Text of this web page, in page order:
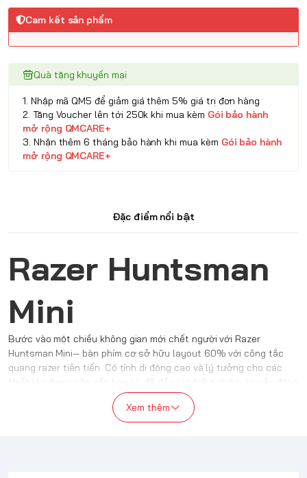
Cam kết sản phẩm
Quà tặng khuyến mại
1. Nhập mã QM5 để giảm giá thêm 5% giá trị đơn hàng
2. Tặng Voucher lên tới 250k khi mua kèm Gói bảo hành
mở rộng QMCARE+
3. Nhận thêm 6 tháng bảo hành khi mua kèm Gói bảo hành
mở rộng QMCARE+
Đặc điểm nổi bật
Razer Huntsman
Mini
Bước vào một chiều không gian mới chết người với Razer
Huntsman Mini— bàn phím cơ sở hữu layout 60% với công tắc
quang razer tiên tiến. Có tính di động cao và lý tưởng cho các
thiết lập được sắp xếp hợp lý, đã đến lúc trải nghiệm truyền động
nhanh như chớp trong hệ số hình thức nhỏ gọn nhất của chúng
Xem thêm